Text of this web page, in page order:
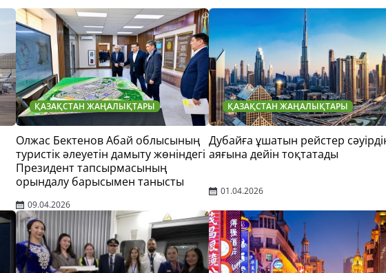
ҚАЗАҚСТАН ЖАҢАЛЫҚТАРЫ
Олжас Бектенов Абай облысының
туристік әлеуетін дамыту жөніндегі
Президент тапсырмасының
орындалу барысымен танысты
09.04.2026
ҚАЗАҚСТАН ЖАҢАЛЫҚТАРЫ
Дубайға ұшатын рейстер
аяғына дейін тоқтатады
01.04.2026